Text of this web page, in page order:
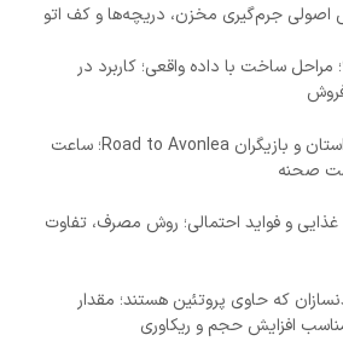
اصولی جرم‌گیری مخزن، دریچه‌ها و کف اتو
ساخت با داده واقعی؛ کاربرد در
سریال قصه‌های جزیره؛ داستان و بازیگران Road to Avonlea؛ ساعت
صحنه
و فواید احتمالی؛ روش مصرف، تفاوت
که حاوی پروتئین هستند؛ مقدار
افزایش حجم و ریکاوری